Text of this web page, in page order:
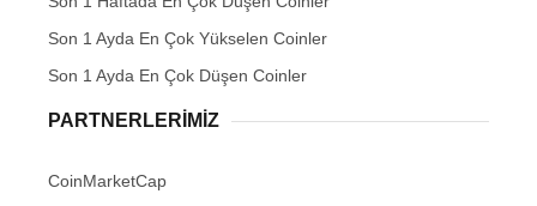
Son 1 Ayda En Çok Yükselen Coinler
Son 1 Ayda En Çok Düşen Coinler
PARTNERLERIMIZ
CoinMarketCap